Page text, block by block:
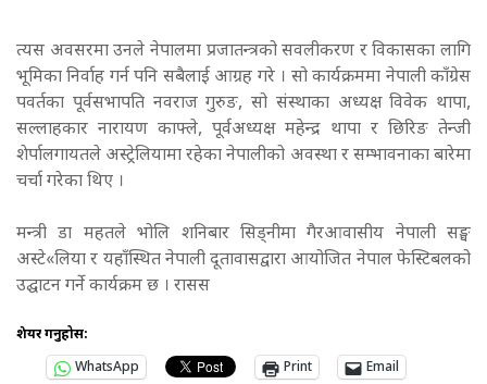
त्यस अवसरमा उनले नेपालमा प्रजातन्त्रको सवलीकरण र विकासका लागि
भूमिका निर्वाह गर्न पनि सबैलाई आग्रह गरे । सो कार्यक्रममा नेपाली काँग्रेस
पवर्तका पूर्वसभापति नवराज गुरुङ, सो संस्थाका अध्यक्ष विवेक थापा,
सल्लाहकार नारायण काफ्ले, पूर्वअध्यक्ष महेन्द्र थापा र छिरिङ तेन्जी
शेर्पालगायतले अस्ट्रेलियामा रहेका नेपालीको अवस्था र सम्भावनाका बारेमा
चर्चा गरेका थिए ।
मन्त्री डा महतले भोलि शनिबार सिड्नीमा गैरआवासीय नेपाली सङ्घ
अस्टे«लिया र यहाँस्थित नेपाली दूतावासद्वारा आयोजित नेपाल फेस्टिबलको
उद्घाटन गर्ने कार्यक्रम छ । रासस
शेयर गर्नुहोस:
WhatsApp
Print Email